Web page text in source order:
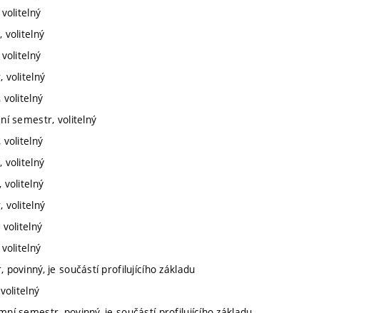
volitelný
volitelný
volitelný
semestr, volitelný
volitelný
volitelný
volitelný
volitelný
volitelný
povinný, je součástí profilujícího základu